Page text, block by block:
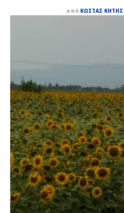
από ΚΏΣΤΑΣ ΚΗΤΉΣ